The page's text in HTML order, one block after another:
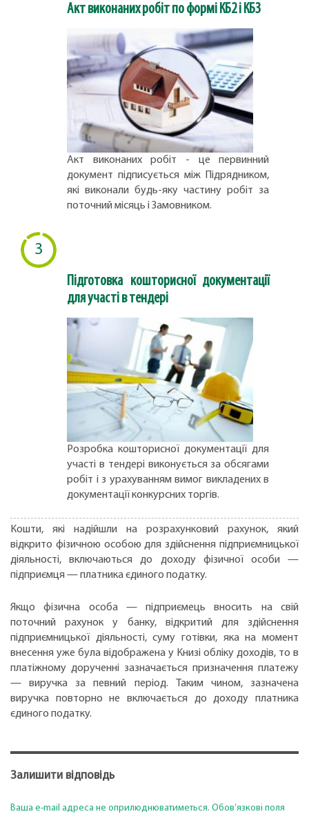
Акт виконаних робіт по формі КБ2 і КБ3
Акт виконаних робіт - це первинний
документ підписується між Підрядником,
які виконали будь-яку частину робіт за
поточний місяць і Замовником.
3
Підготовка кошторисної документації
для участі в тендері
Розробка кошторисної документації для
участі в тендері виконується за обсягами
робіт і з урахуванням вимог викладених в
документації конкурсних торгів.
Кошти, які надійшли на розрахунковий рахунок, який
відкрито фізичною особою для здійснення підприємницької
діяльності, включаються до доходу фізичної особи —
підприємця — платника єдиного податку.
Якщо фізична особа — підприємець вносить на свій
поточний рахунок у банку, відкритий для здійснення
підприємницької діяльності, суму готівки, яка на момент
внесення уже була відображена у Книзі обліку доходів, то в
платіжному дорученні зазначається призначення платежу
— виручка за певний період. Таким чином, зазначена
виручка повторно не включається до доходу платника
єдиного податку.
Залишити відповідь
Ваша e-mail адреса не оприлюднюватиметься. Обов’язкові поля